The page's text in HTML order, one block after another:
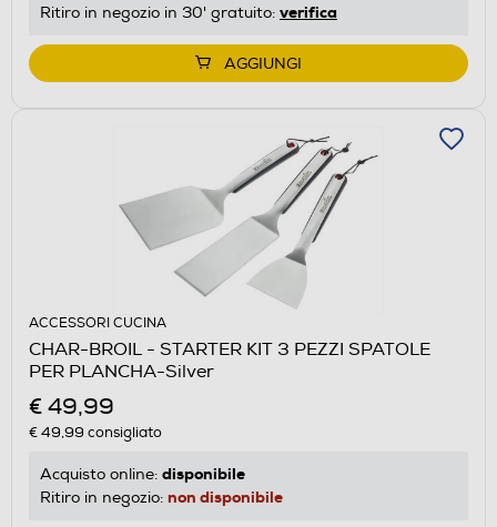
Ritiro in negozio in 30' gratuito: verifica
AGGIUNGI
ACCESSORI CUCINA
CHAR-BROIL - STARTER KIT 3 PEZZI SPATOLE
PER PLANCHA-Silver
€ 49,99
€ 49,99 consigliato
Acquisto online: disponibile
Ritiro in negozio: non disponibile